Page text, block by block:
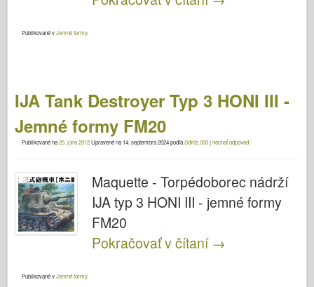
Publikované vJemné formy.
IJA Tank Destroyer Typ 3 HONI III -
Jemné formy FM20
Publikované na25. júna 2012Upravené na 14. septembra 2024podľaSdKfz.000|nechať odpoveď
Maquette - Torpédoborec nádrží
IJA typ 3 HONI III - jemné formy
FM20
Pokračovať v čítaní →
Publikované vJemné formy.